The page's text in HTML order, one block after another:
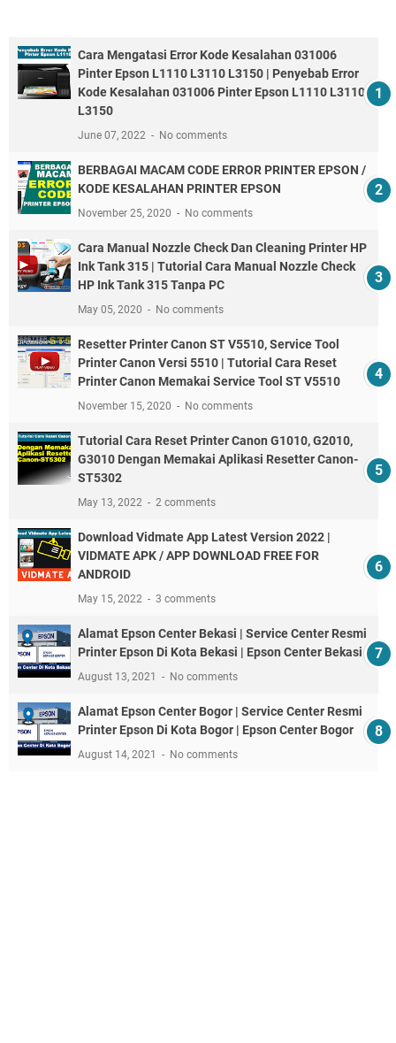
Cara Mengatasi Error Kode Kesalahan 031006
Pinter Epson L1110 L3110 L3150 | Penyebab Error
Kode Kesalahan 031006 Pinter Epson L1110 L3110
L3150
June 07, 2022 No comments
BERBAGAI MACAM CODE ERROR PRINTER EPSON /
KODE KESALAHAN PRINTER EPSON
November 25, 2020 No comments
Cara Manual Nozzle Check Dan Cleaning Printer HP
Ink Tank 315 | Tutorial Cara Manual Nozzle Check
HP Ink Tank 315 Tanpa PC
May 05, 2020 No comments
Resetter Printer Canon ST V5510, Service Tool
Printer Canon Versi 5510 | Tutorial Cara Reset
Printer Canon Memakai Service Tool ST V5510
November 15, 2020 No comments
Tutorial Cara Reset Printer Canon G1010, G2010,
G3010 Dengan Memakai Aplikasi Resetter Canon-
ST5302
May 13, 2022 2 comments
Download Vidmate App Latest Version 2022 |
VIDMATE APK / APP DOWNLOAD FREE FOR
ANDROID
May 15, 2022 3 comments
Alamat Epson Center Bekasi | Service Center Resmi
Printer Epson Di Kota Bekasi | Epson Center Bekasi
August 13, 2021 No comments
Alamat Epson Center Bogor | Service Center Resmi
Printer Epson Di Kota Bogor | Epson Center Bogor
August 14, 2021 No comments